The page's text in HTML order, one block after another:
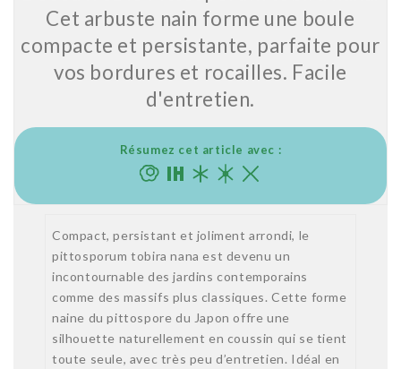
Cet arbuste nain forme une boule
compacte et persistante, parfaite pour
vos bordures et rocailles. Facile
d'entretien.
Résumez cet article avec :
Compact, persistant et joliment arrondi, le
pittosporum tobira nana est devenu un
incontournable des jardins contemporains
comme des massifs plus classiques. Cette forme
naine du pittospore du Japon offre une
silhouette naturellement en coussin qui se tient
toute seule, avec très peu d’entretien. Idéal en